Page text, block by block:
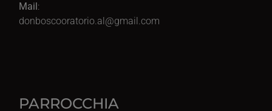
Mail :
donboscooratorio.al@gmail.com
PARROCCHIA